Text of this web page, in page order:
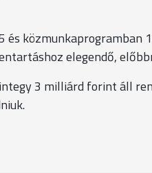
közmunkaprogramban
elegendő,
3 milliárd forint áll